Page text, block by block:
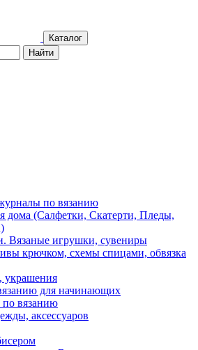
Каталог
Найти
по вязанию
дома (Салфетки, Скатерти, Пледы,
Вязаные игрушки, сувениры
крючком, схемы спицами, обвязка
украшения
для начинающих
вязанию
аксессуаров